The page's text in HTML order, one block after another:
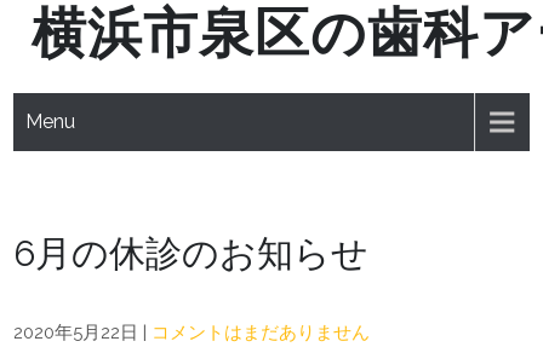
Skip横浜市泉区の歯科
Menu
6月の休診のお知らせ
2020年5月22日 | コメントはまだありません